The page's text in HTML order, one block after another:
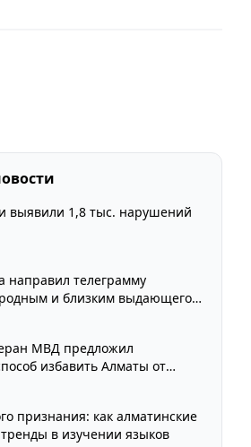
выявили 1,8 тыс. нарушений
направил телеграмму
и близким выдающегося
Амиркулова
МВД предложил
избавить Алматы от
признания: как алматинские
в изучении языков